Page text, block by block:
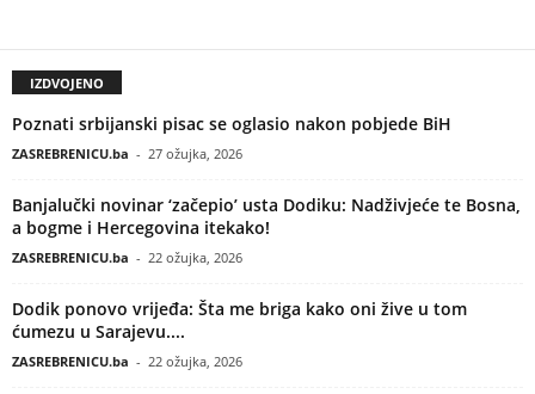
IZDVOJENO
Poznati srbijanski pisac se oglasio nakon pobjede BiH
ZASREBRENICU.ba - 27 ožujka, 2026
Banjalučki novinar ‘začepio’ usta Dodiku: Nadživjeće te Bosna,
a bogme i Hercegovina itekako!
ZASREBRENICU.ba - 22 ožujka, 2026
Dodik ponovo vrijeđa: Šta me briga kako oni žive u tom
ćumezu u Sarajevu....
ZASREBRENICU.ba - 22 ožujka, 2026